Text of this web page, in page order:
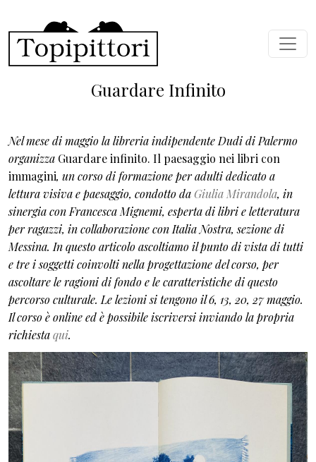
Guardare Infinito
Nel mese di maggio la libreria indipendente Dudi di Palermo
organizza Guardare infinito. Il paesaggio nei libri con
immagini, un corso di formazione per adulti dedicato a
lettura visiva e paesaggio, condotto daGiulia Mirandola, in
sinergia con Francesca Mignemi, esperta di libri e letteratura
per ragazzi, in collaborazione con Italia Nostra, sezione di
Messina. In questo articolo ascoltiamo il punto di vista di tutti
e tre i soggetti coinvolti nella progettazione del corso, per
ascoltare le ragioni di fondo e le caratteristiche di questo
percorso culturale. Le lezioni si tengono il 6, 13, 20, 27 maggio.
Il corso è online ed è possibile iscriversi inviando la propria
richiestaqui.